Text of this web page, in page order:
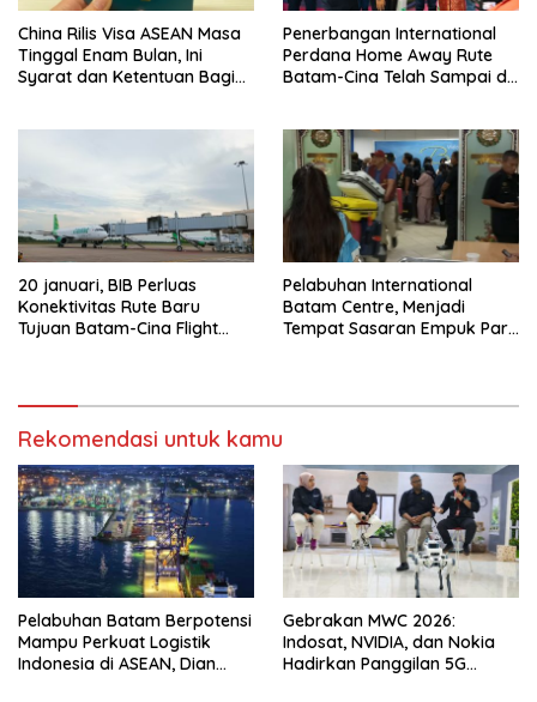
China Rilis Visa ASEAN Masa
Tinggal Enam Bulan, Ini
Syarat dan Ketentuan Bagi
Penerbangan International
Perdana Home Away Rute
Batam-Cina Telah Sampai di
20 januari, BIB Perluas
Konektivitas Rute Baru
Tujuan Batam-Cina Flight
Pelabuhan International
Batam Centre, Menjadi
Tempat Sasaran Empuk Para
Rekomendasi untuk kamu
Pelabuhan Batam Berpotensi
Mampu Perkuat Logistik
Indonesia di ASEAN, Dian
Gebrakan MWC 2026:
Indosat, NVIDIA, dan Nokia
Hadirkan Panggilan 5G